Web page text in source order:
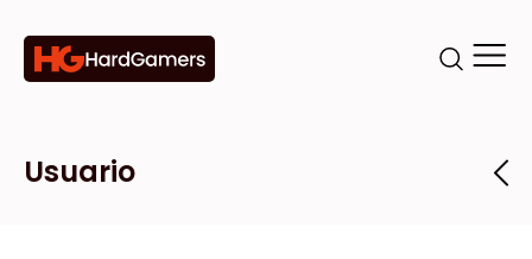
Categorías
Marcas
Tiendas
Usuario